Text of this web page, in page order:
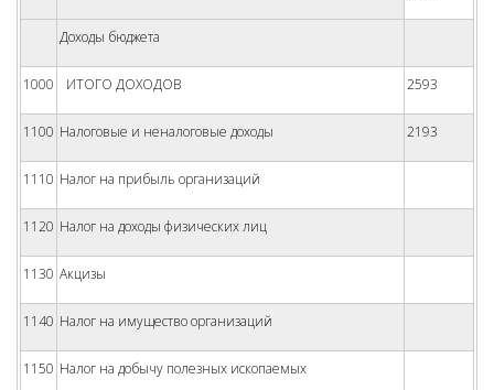
Доходы бюджета
1000 ИТОГО ДОХОДОВ 2593
1100 Налоговые и неналоговые доходы 2193
1110 Налог на прибыль организаций
1120 Налог на доходы физических лиц
1130 Акцизы
1140 Налог на имущество организаций
1150 Налог на добычу полезных ископаемых